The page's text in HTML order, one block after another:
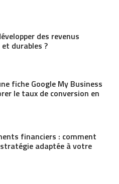
des revenus
durables ?
fiche Google My Business
le taux de conversion en
financiers : comment
adaptée à votre